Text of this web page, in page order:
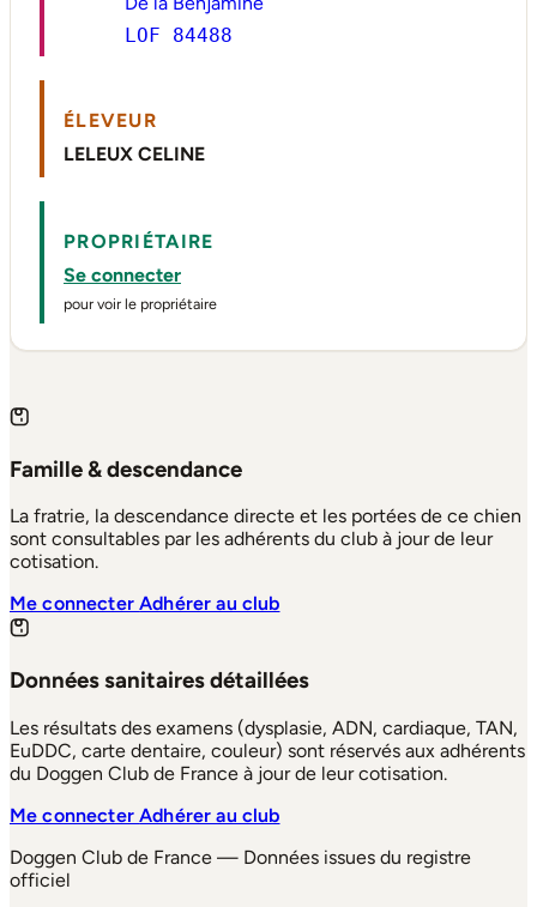
LOF 84488
ÉLEVEUR
LELEUX CELINE
PROPRIÉTAIRE
Se connecter
pour voir le propriétaire
Famille & descendance
La fratrie, la descendance directe et les portées de ce chien
sont consultables par les adhérents du club à jour de leur
cotisation.
Me connecterAdhérer au club
Données sanitaires détaillées
Les résultats des examens (dysplasie, ADN, cardiaque, TAN,
EuDDC, carte dentaire, couleur) sont réservés aux adhérents
du Doggen Club de France à jour de leur cotisation.
Me connecterAdhérer au club
Doggen Club de France — Données issues du registre
officiel